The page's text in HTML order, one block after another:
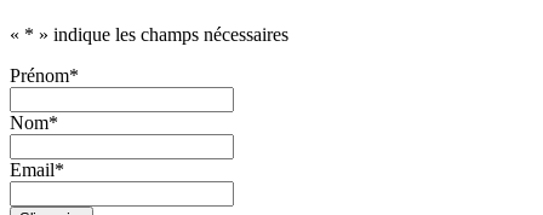
« * » indique les champs nécessaires
Prénom*
Nom*
Email*